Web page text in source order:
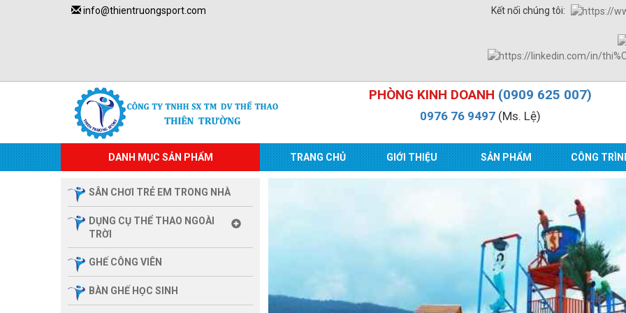
info@thientruongsport.com Kết nối chúng tôi:
PHÒNG KINH DOANH (0909 625 007)
0976 76 9497(Ms. Lệ)
DANH MỤC SẢN PHẨM TRANG CHỦ GIỚI THIỆU SẢN PHẨM CÔNG
SÂN CHƠI TRẺ EM TRONG NHÀ
DỤNG CỤ THỂ THAO NGOÀI
TRỜI
GHẾ CÔNG VIÊN
BÀN GHẾ HỌC SINH